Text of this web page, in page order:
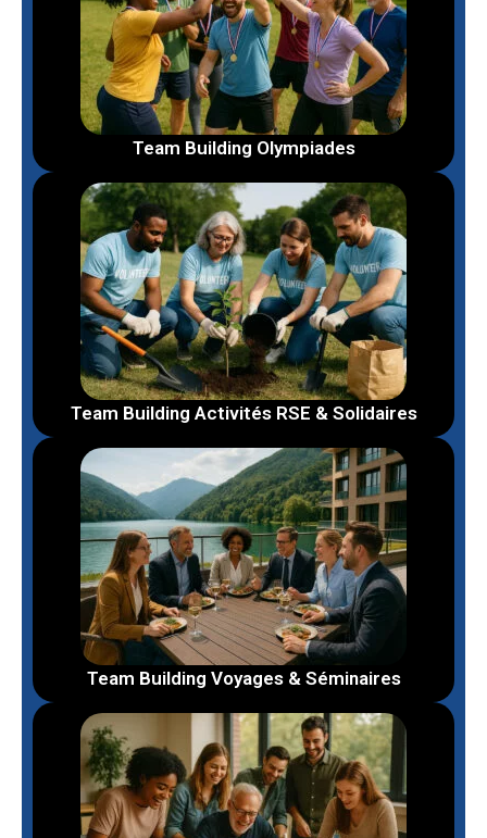
Team Building Olympiades
Team Building Activités RSE & Solidaires
Team Building Voyages & Séminaires